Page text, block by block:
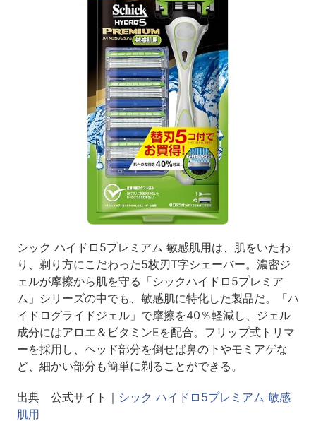
シック ハイドロ5プレミアム 敏感肌用は、肌をいたわ
り、剃り方にこだわった5枚刃T字シェーバー。濃密ジ
ェルが摩擦から肌を守る「シックハイドロ5プレミア
ム」シリーズの中でも、敏感肌に特化した製品だ。「ハ
イドログライドジェル」で摩擦を40％軽減し、ジェル
成分にはアロエ＆ビタミンEを配合。フリップ式トリマ
ーを採用し、ヘッド部分を倒せば鼻の下やモミアゲな
ど、細かい部分も簡単に剃ることができる。
出典 公式サイト｜ シック ハイドロ5プレミアム 敏感
肌用